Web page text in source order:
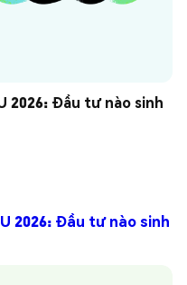
2026: Đầu tư nào sinh
2026: Đầu tư nào sinh